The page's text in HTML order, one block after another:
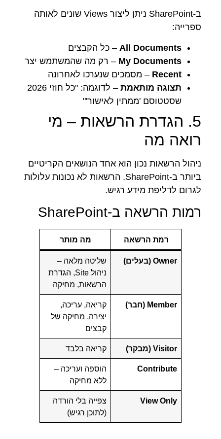
ב-SharePoint ניתן ליצור Views שונים לאותה
ספרייה:
All Documents – כל הקבצים
My Documents – רק מה שהמשתמש יצר
Recent – מסמכים שנערכו לאחרונה
תצוגה מותאמת
– לדוגמה: "כל חוזי 2026
שסטטוסם 'ממתין לאישור'"
5. הגדרת הרשאות – מי
רואה מה
ניהול הרשאות נכון הוא אחד הנושאים הקריטיים
ביותר ב-SharePoint. הרשאות לא נכונות עלולות
לגרום לדליפת מידע רגיש.
רמות הרשאה ב-SharePoint
רמת הרשאה מה מותר
Owner (בעלים)
שליטה מלאה –
ניהול Site, הגדרת
הרשאות, מחיקה
Member (חבר)
קריאה, עריכה,
יצירה, מחיקה של
קבצים
Visitor (מבקר) קריאה בלבד
Contribute
הוספה ועריכה –
ללא מחיקה
View Only
צפייה בלי הורדה
(לתוכן רגיש)